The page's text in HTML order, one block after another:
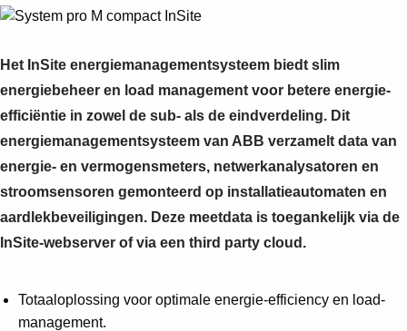
Careers
Het InSite energiemanagementsysteem biedt slim
energiebeheer en load management voor betere energie-
efficiëntie in zowel de sub- als de eindverdeling. Dit
energiemanagementsysteem van ABB verzamelt data van
energie- en vermogensmeters, netwerkanalysatoren en
stroomsensoren gemonteerd op installatieautomaten en
aardlekbeveiligingen. Deze meetdata is toegankelijk via de
InSite-webserver of via een third party cloud.
Totaaloplossing voor optimale energie-efficiency en load-
management.